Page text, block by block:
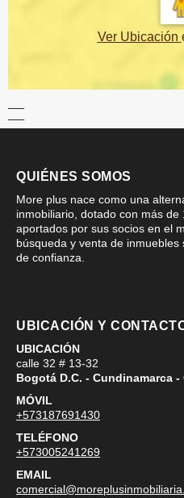
Ver Ubicación
QUIÉNES SOMOS
More plus nace como una
inmobiliario, dotado con más de
aportados por sus socios en el
búsqueda y venta de
de confianza.
UBICACIÓN Y
UBICACIÓN
calle 32 # 13-32
Bogotá D.C. - Cundinamarca -
MÓVIL
+573187691430
TELÉFONO
+573005241269
EMAIL